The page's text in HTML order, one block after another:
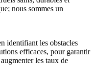
nous sommes un
identifiant les obstacles
efficaces, pour garantir
les taux de